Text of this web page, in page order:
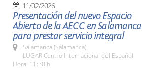
11/02/2026
Presentación del nuevo Espacio
Abierto de la AECC en Salamanca
para prestar servicio integral
Salamanca (Salamanca)
LUGAR Centro Internacional del Español
Hora: 11:30 h.